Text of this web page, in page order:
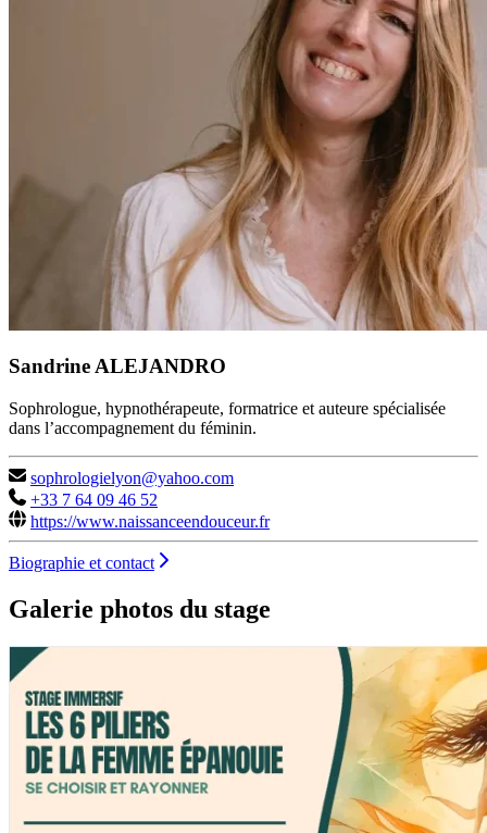
Sandrine ALEJANDRO
Sophrologue, hypnothérapeute, formatrice et auteure spécialisée
dans l’accompagnement du féminin.
sophrologielyon@yahoo.com
+33 7 64 09 46 52
https://www.naissanceendouceur.fr
Biographie et contact
Galerie photos du stage